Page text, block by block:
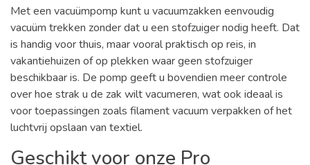
Met een vacuümpomp kunt u vacuumzakken eenvoudig
vacuüm trekken zonder dat u een stofzuiger nodig heeft. Dat
is handig voor thuis, maar vooral praktisch op reis, in
vakantiehuizen of op plekken waar geen stofzuiger
beschikbaar is. De pomp geeft u bovendien meer controle
over hoe strak u de zak wilt vacumeren, wat ook ideaal is
voor toepassingen zoals filament vacuum verpakken of het
luchtvrij opslaan van textiel.
Geschikt voor onze Pro